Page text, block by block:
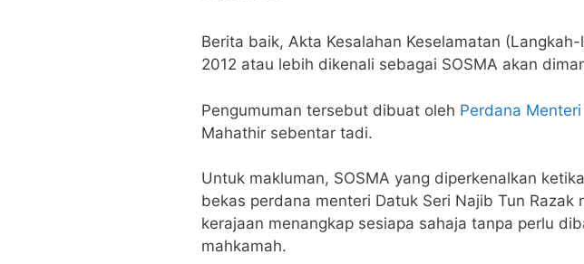
Berita baik, Akta Kesalahan Keselamatan
2012 atau lebih dikenali sebagai SOSMA akan
Pengumuman tersebut dibuat oleh Perdana Menteri
Mahathir sebentar tadi.
Untuk makluman, SOSMA yang diperkenalkan
bekas perdana menteri Datuk Seri Najib Tun Razak
kerajaan menangkap sesiapa sahaja tanpa perlu
mahkamah.